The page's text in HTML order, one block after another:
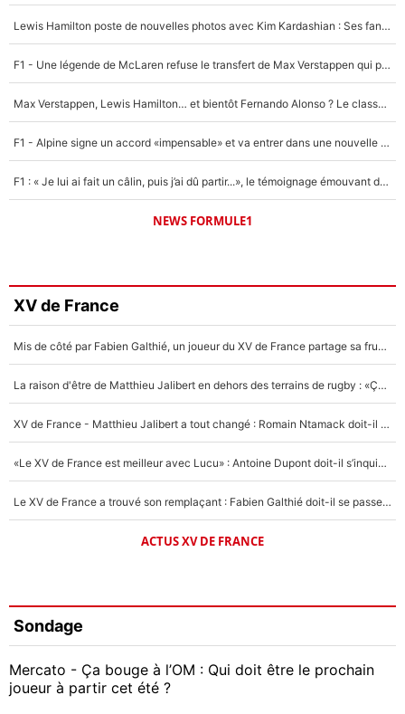
Lewis Hamilton poste de nouvelles photos avec Kim Kardashian : Ses fans le voient déjà redevenir champion du monde de F1 grâce à elle !
F1 - Une légende de McLaren refuse le transfert de Max Verstappen qui pourrait «faire des vagues» et plomber l'ambiance dans l'équipe
Max Verstappen, Lewis Hamilton… et bientôt Fernando Alonso ? Le classement des pilotes les mieux payés en Formule 1 risque de changer !
F1 - Alpine signe un accord «impensable» et va entrer dans une nouvelle dimension : Grande nouvelle pour Pierre Gasly !
F1 : « Je lui ai fait un câlin, puis j’ai dû partir...», le témoignage émouvant de Max Verstappen sur sa fille
NEWS FORMULE1
XV de France
Mis de côté par Fabien Galthié, un joueur du XV de France partage sa frustration : «ils ne me l’ont pas dit tout de suite»
La raison d'être de Matthieu Jalibert en dehors des terrains de rugby : «Ça m'atteint autant que si tu touches à un membre de ma famille»
XV de France - Matthieu Jalibert a tout changé : Romain Ntamack doit-il s’inquiéter pour sa place à un an de la Coupe du monde ?
«Le XV de France est meilleur avec Lucu» : Antoine Dupont doit-il s’inquiéter pour sa place ?
Le XV de France a trouvé son remplaçant : Fabien Galthié doit-il se passer d'Antoine Dupont ?
ACTUS XV DE FRANCE
Sondage
Mercato - Ça bouge à l’OM : Qui doit être le prochain
joueur à partir cet été ?